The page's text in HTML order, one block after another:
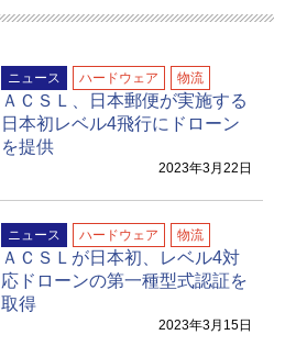
ニュース ハードウェア 物流
ＡＣＳＬ、日本郵便が実施する
日本初レベル4飛行にドローン
を提供
2023年3月22日
ニュース ハードウェア 物流
ＡＣＳＬが日本初、レベル4対
応ドローンの第一種型式認証を
取得
2023年3月15日